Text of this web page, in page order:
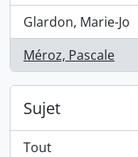
Glardon, Marie-Jo
, 1 résultats
Méroz, Pascale
, 1 résultats
Sujet
Tout